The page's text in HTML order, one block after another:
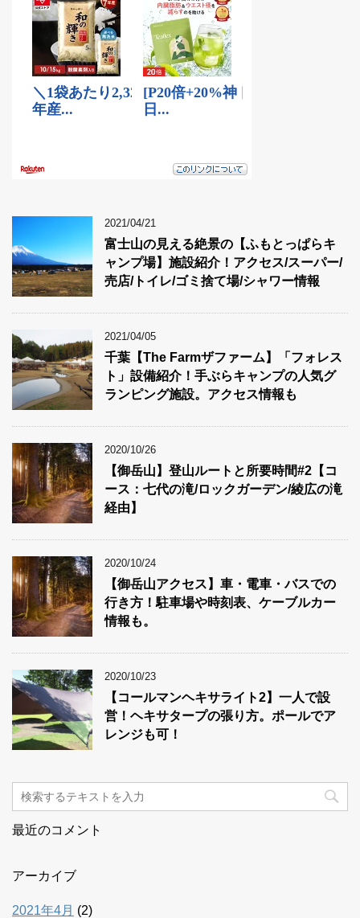
2021/04/21
富士山の見える絶景の【ふもとっぱらキ
ャンプ場】施設紹介！アクセス/スーパー/
売店/トイレ/ゴミ捨て場/シャワー情報
2021/04/05
千葉【The Farmザファーム】「フォレス
ト」設備紹介！手ぶらキャンプの人気グ
ランピング施設。アクセス情報も
2020/10/26
【御岳山】登山ルートと所要時間#2【コ
ース：七代の滝/ロックガーデン/綾広の滝
経由】
2020/10/24
【御岳山アクセス】車・電車・バスでの
行き方！駐車場や時刻表、ケーブルカー
情報も。
2020/10/23
【コールマンヘキサライト2】一人で設
営！ヘキサタープの張り方。ポールでア
レンジも可！
最近のコメント
アーカイブ
2021年4月 (2)